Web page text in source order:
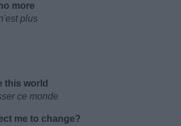
more
plus
this world
ce monde
me to change?